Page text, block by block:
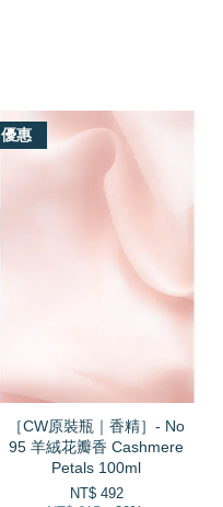
優惠
［CW原裝瓶｜香精］- No
95 羊絨花瓣香 Cashmere
Petals 100ml
NT$ 492